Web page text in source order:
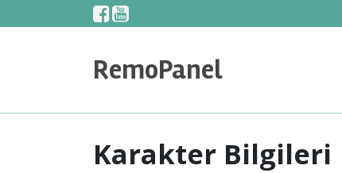
TwitterTwitter
RemoPanel
Karakter Bilgileri